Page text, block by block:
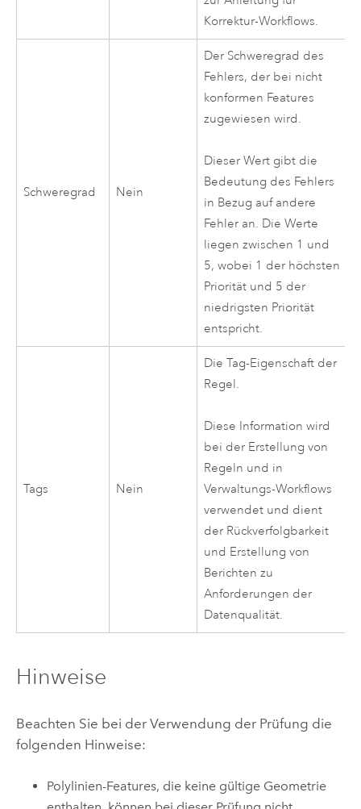
Korrektur-Workflows.
Schweregrad Nein
Der Schweregrad des
Fehlers, der bei nicht
konformen Features
zugewiesen wird.
Dieser Wert gibt die
Bedeutung des Fehlers
in Bezug auf andere
Fehler an. Die Werte
liegen zwischen 1 und
5, wobei 1 der höchsten
Priorität und 5 der
niedrigsten Priorität
entspricht.
Tags Nein
Die Tag-Eigenschaft der
Regel.
Diese Information wird
bei der Erstellung von
Regeln und in
Verwaltungs-Workflows
verwendet und dient
der Rückverfolgbarkeit
und Erstellung von
Berichten zu
Anforderungen der
Datenqualität.
Hinweise
Beachten Sie bei der Verwendung der Prüfung die
folgenden Hinweise:
Polylinien-Features, die keine gültige Geometrie